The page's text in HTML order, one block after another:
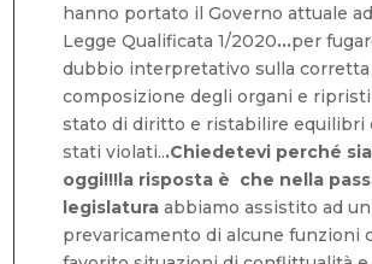
hanno portato il Governo attuale
Legge Qualificata 1/2020…per
dubbio interpretativo sulla corretta
composizione degli organi e
stato di diritto e ristabilire equilibri
stati violati...Chiedetevi perché
oggi!!!la risposta è che nella
legislatura abbiamo assistito ad un
prevaricamento di alcune funzioni